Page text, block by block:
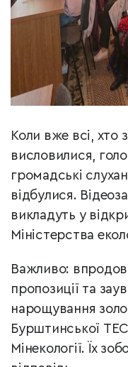
Коли вже всі, хто
висловилися,
громадські
відбулися.
викладуть у
Міністерства
Важливо:
пропозиції та
нарощування
Бурштинської
Мінекології. Їх